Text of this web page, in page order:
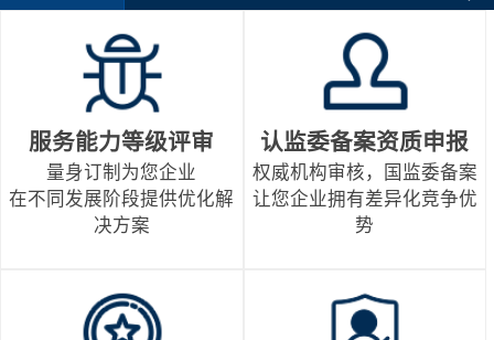
服务能力等级评审
量身订制为您企业
在不同发展阶段提供优化解
决方案
认监委备案资质申报
权威机构审核，国监委备案
让您企业拥有差异化竞争优
势